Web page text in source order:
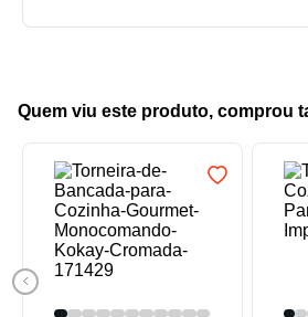
Quem viu este produto, comprou